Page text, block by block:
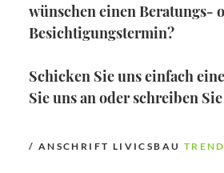
wünschen einen Beratungs-
Besichtigungstermin?
Schicken Sie uns einfach
Sie uns an oder schreiben
/ ANSCHRIFT LIVICSBAU TREND